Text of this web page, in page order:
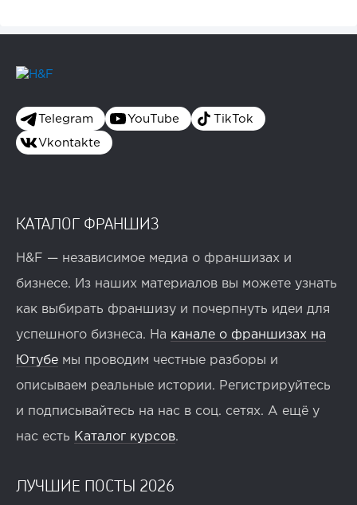
Telegram YouTube TikTok
Vkontakte
КАТАЛОГ ФРАНШИЗ
H&F — независимое медиа о франшизах и
бизнесе. Из наших материалов вы можете узнать
как выбирать франшизу и почерпнуть идеи для
успешного бизнеса. На канале о франшизах на
Ютубе мы проводим честные разборы и
описываем реальные истории. Регистрируйтесь
и подписывайтесь на нас в соц. сетях. А ещё у
нас есть Каталог курсов.
ЛУЧШИЕ ПОСТЫ 2026